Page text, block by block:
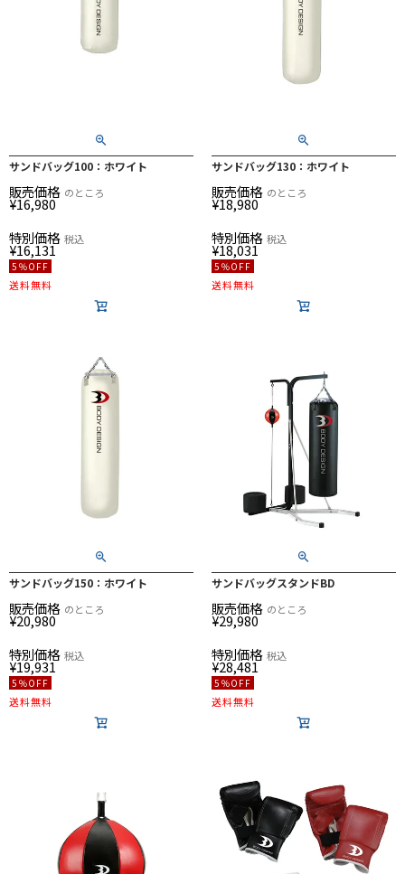
サンドバッグ100：ホワイト
販売価格
¥16,980
のところ
特別価格
¥16,131
税込
5％OFF
送料無料
サンドバッグ130：ホワイト
販売価格
¥18,980
のところ
特別価格
¥18,031
税込
5％OFF
送料無料
サンドバッグ150：ホワイト
販売価格
¥20,980
のところ
特別価格
¥19,931
税込
5％OFF
送料無料
サンドバッグスタンドBD
販売価格
¥29,980
のところ
特別価格
¥28,481
税込
5％OFF
送料無料